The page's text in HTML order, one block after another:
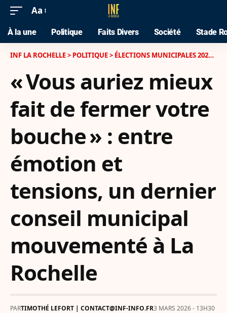
Aa
À la une Politique Faits Divers Société Stade
INF LA ROCHELLE> POLITIQUE> ÉLECTIONS MUNICIPALES 2026 À LA ROCHELLE
« Vous auriez mieux
fait de fermer votre
bouche » : entre
émotion et
tensions, un dernier
conseil municipal
mouvementé à La
Rochelle
PARTIMOTHÉ LEFORT | CONTACT@INF-INFO.FR3 MARS 2026 - 13H30